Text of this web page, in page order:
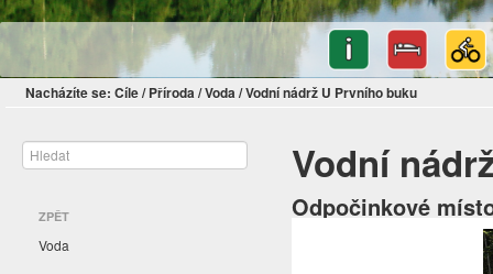
Nacházíte se: Cíle/ Příroda/Voda/Vodní nádrž U Prvního buku
ZPĚT
Voda
Vodní
Odpočinkové